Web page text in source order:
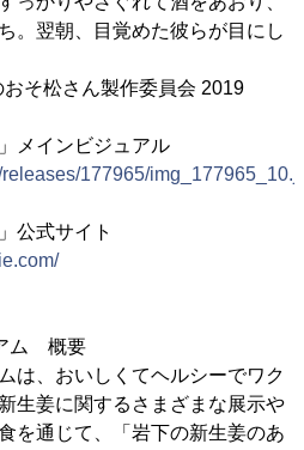
。翌朝、目覚めた彼らが目にし
そ松さん製作委員会 2019
メインビジュアル
177965/
公式サイト
ム 概要
は、おいしくてヘルシーでワク
生姜に関するさまざまな展示や
を通じて、「岩下の新生姜のあ